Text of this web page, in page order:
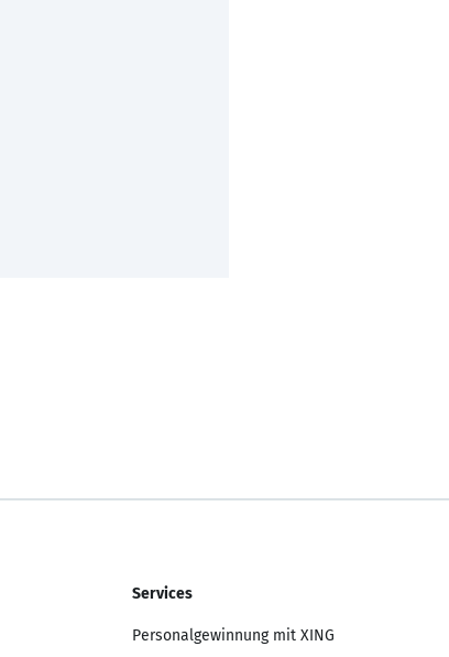
Services
Personalgewinnung mit XING